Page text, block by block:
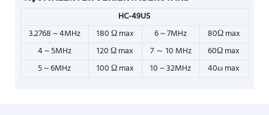
HC-49US
3.2768 ~ 4MHz
180 Ω max 6 ~ 7MHz
80Ω max
4 ~ 5MHz
120 Ω max 7 ～ 10 MHz
60Ω max
5 ~ 6MHz
100 Ω max 10 ~ 32MHz 40ω max